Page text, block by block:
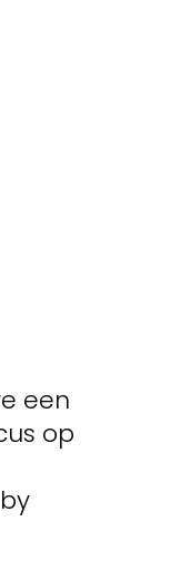
een
op